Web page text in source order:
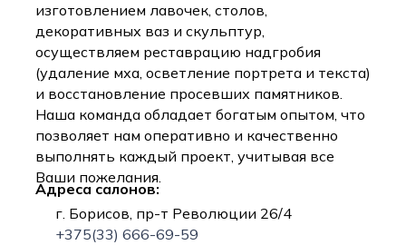
изготовлением лавочек, столов,
декоративных ваз и скульптур,
осуществляем реставрацию надгробия
(удаление мха, осветление портрета и текста)
и восстановление просевших памятников.
Наша команда обладает богатым опытом, что
позволяет нам оперативно и качественно
выполнять каждый проект, учитывая все
Ваши пожелания.
Адреса салонов:
г. Борисов, пр-т Революции 26/4
+375(33) 666-69-59